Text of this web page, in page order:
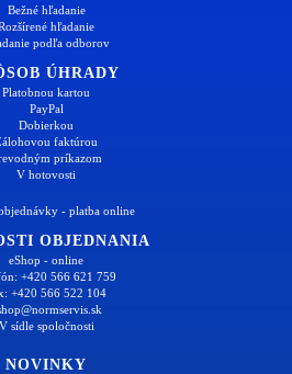
Bežné hľadanie
hľadanie
podľa odborov
ÚHRADY
Platobnou kartou
PayPal
Dobierkou
faktúrou
príkazom
V hotovosti
- platba online
OBJEDNANIA
eShop - online
+420 566 621 759
+420 566 522 104
V sídle spoločnosti
NOVINKY